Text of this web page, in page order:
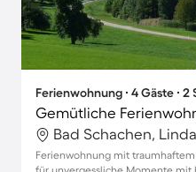
Ferienwohnung ∙ 4 Gäste ∙
Ferienwohnung mit